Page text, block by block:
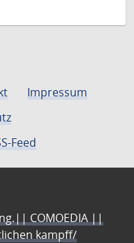
Impressum
Feed
COMOEDIA ||
kampff/